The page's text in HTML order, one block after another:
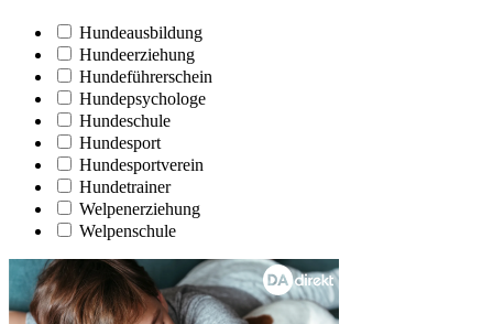
Hundeausbildung
Hundeerziehung
Hundeführerschein
Hundepsychologe
Hundeschule
Hundesport
Hundesportverein
Hundetrainer
Welpenerziehung
Welpenschule